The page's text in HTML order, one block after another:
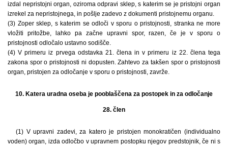
izdal nepristojni organ, oziroma odpravi sklep, s katerim se je pristojni organ
izrekel za nepristojnega, in pošlje zadevo z dokumenti pristojnemu organu.
(3) Zoper sklep, s katerim se odloči v sporu o pristojnosti, stranka ne more
vložiti pritožbe, lahko pa začne upravni spor, razen, če je v sporu o
pristojnosti odločalo ustavno sodišče.
(4) V primeru iz prvega odstavka 21. člena in v primeru iz 22. člena tega
zakona spor o pristojnosti ni dopusten. Zahtevo za takšen spor o pristojnosti
organ, pristojen za odločanje v sporu o pristojnosti, zavrže.
10. Katera uradna oseba je pooblaščena za postopek in za odločanje
28. člen
(1) V upravni zadevi, za katero je pristojen monokratičen (individualno
voden) organ, izda odločbo v upravnem postopku njegov predstojnik, če ni s